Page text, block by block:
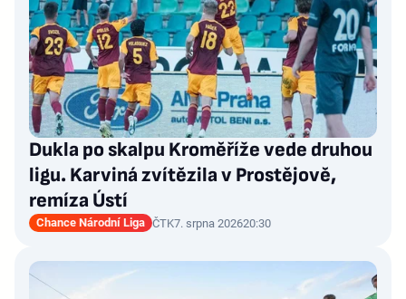
Dukla po skalpu Kroměříže vede druhou
ligu. Karviná zvítězila v Prostějově,
remíza Ústí
Chance Národní Liga ČTK7. srpna 202620:30